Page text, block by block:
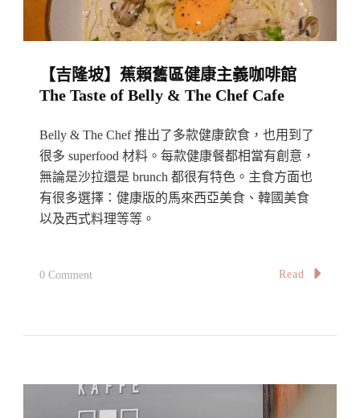
咖
啡
裕
興
Locahouz
Cafe,
Melaka
【吉隆坡】蕉賴舊區健康主義咖啡館
The Taste of Belly & The Chef Cafe
Belly & The Chef 推出了多款健康飲食，也用到了
很多 superfood 材料。每款健康餐都相當有創意，
無論是沙拉還是 brunch 都很有特色。主食方面也
有很多選擇：健康版的馬來西亞美食、韓國美食
以及西式料理等等。
0 CommentOn
賴
舊
Read